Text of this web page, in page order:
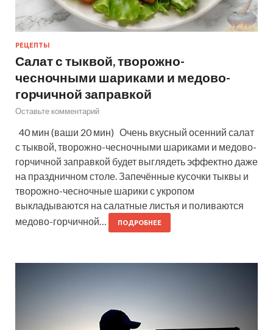
РЕЦЕПТЫ
Салат с тыквой, творожно-
чесночными шариками и медово-
горчичной заправкой
Оставьте комментарий
40 мин (ваши 20 мин) Очень вкусный осенний салат
с тыквой, творожно-чесночными шариками и медово-
горчичной заправкой будет выглядеть эффектно даже
на праздничном столе. Запечённые кусочки тыквы и
творожно-чесночные шарики с укропом
выкладываются на салатные листья и поливаются
медово-горчичной…
ПОДРОБНЕЕ